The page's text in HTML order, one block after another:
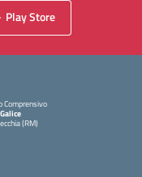
Play Store
(RM)